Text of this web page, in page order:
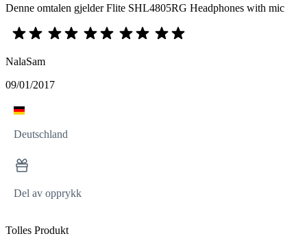
Denne omtalen gjelder Flite SHL4805RG Headphones with mic
NalaSam
09/01/2017
Deutschland
Del av opprykk
Tolles Produkt